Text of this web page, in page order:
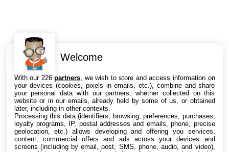
Intéressant ? Partagez !
Welcome
With our 226partners , we wish to store and access information on
your devices (cookies, pixels in emails, etc.), combine and share
your personal data with our partners, whether collected on this
website or in our emails, already held by some of us, or obtained
later, including in other contexts.
Processing this data (identifiers, browsing, preferences, purchases,
loyalty programs, IP, postal addresses and emails, phone, precise
geolocation, etc.) allows developing and offering you services,
content, commercial offers and ads across your devices and
screens (including by email, post, SMS, phone, audio, and video),